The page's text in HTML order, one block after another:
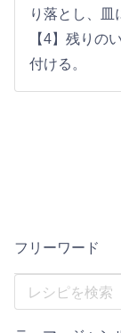
り落とし、皿
【4】残りの
付ける。
フリーワード